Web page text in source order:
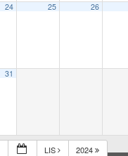
24 25 26
31
LIS 2024